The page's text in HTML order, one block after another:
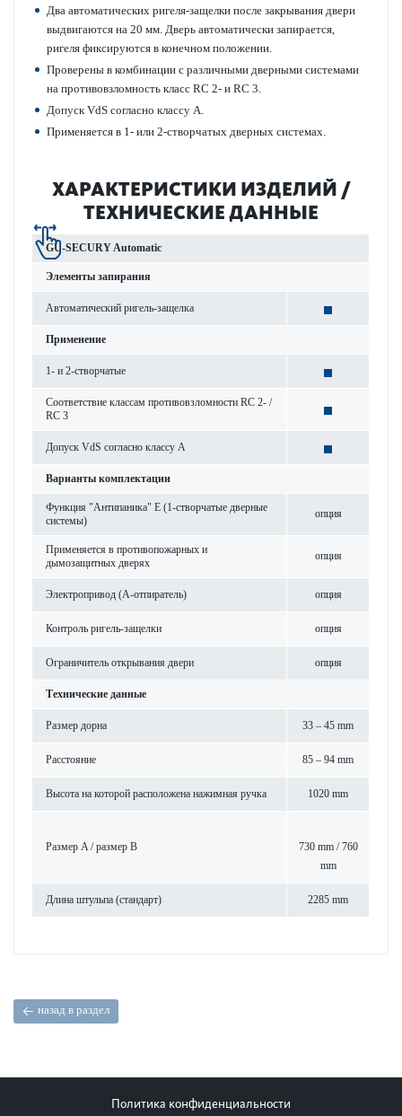
Два автоматических ригеля-защелки после закрывания двери
выдвигаются на 20 мм. Дверь автоматически запирается,
ригеля фиксируются в конечном положении.
Проверены в комбинации с различными дверными системами
на противовзломность класс RC 2- и RC 3.
Допуск VdS согласно классу А.
Применяется в 1- или 2-створчатых дверных системах.
ХАРАКТЕРИСТИКИ ИЗДЕЛИЙ /
ТЕХНИЧЕСКИЕ ДАННЫЕ
GU-SECURY Automatic
Элементы запирания
Автоматический ригель-защелка
Применение
1- и 2-створчатые
Соответствие классам противовзломности RC 2- /
RC 3
Допуск VdS согласно классу А
Варианты комплектации
Функция "Антипаника" Е (1-створчатые дверные
системы)
опция
Применяется в противопожарных и
дымозащитных дверях
опция
Электропривод (A-отпиратель) опция
Контроль ригель-защелки опция
Ограничитель открывания двери опция
Технические данные
Размер дорна 33 – 45 mm
Расстояние 85 – 94 mm
Высота на которой расположена нажимная ручка 1020 mm
Размер A / размер B
730 mm / 760
mm
Длина штульпа (стандарт) 2285 mm
назад в раздел
Политика конфиденциальности